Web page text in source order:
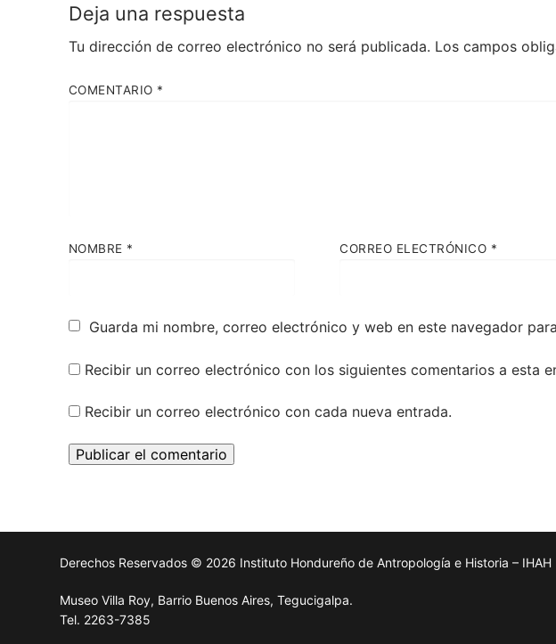
Deja una respuesta
Tu dirección de correo electrónico no será publicada. Los campos
COMENTARIO *
NOMBRE * CORREO ELECTRÓNICO *
Guarda mi nombre, correo electrónico y web en este navegador
Recibir un correo electrónico con los siguientes comentarios a esta
Recibir un correo electrónico con cada nueva entrada.
Derechos Reservados © 2026 Instituto Hondureño de Antropología e Historia – IHAH
Museo Villa Roy, Barrio Buenos Aires, Tegucigalpa.
Tel. 2263-7385